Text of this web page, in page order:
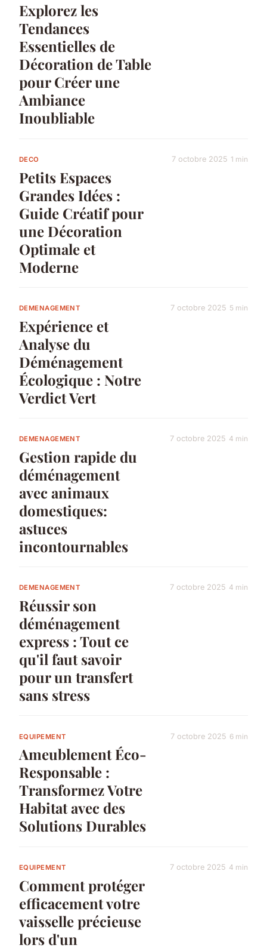
Explorez les
Tendances
Essentielles de
Décoration de Table
pour Créer une
Ambiance
Inoubliable
DECO
Petits Espaces
Grandes Idées :
Guide Créatif pour
une Décoration
Optimale et
Moderne
7 octobre 2025 1 min
DEMENAGEMENT
Expérience et
Analyse du
Déménagement
Écologique : Notre
Verdict Vert
7 octobre 2025 5 min
DEMENAGEMENT
Gestion rapide du
déménagement
avec animaux
domestiques:
astuces
incontournables
7 octobre 2025 4 min
DEMENAGEMENT
Réussir son
déménagement
express : Tout ce
qu'il faut savoir
pour un transfert
sans stress
7 octobre 2025 4 min
EQUIPEMENT
Ameublement Éco-
Responsable :
Transformez Votre
Habitat avec des
Solutions Durables
7 octobre 2025 6 min
EQUIPEMENT
Comment protéger
efficacement votre
vaisselle précieuse
lors d'un
7 octobre 2025 4 min